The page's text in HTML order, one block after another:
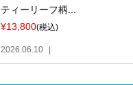
ティーリーフ柄...
¥13,800(税込)
2026.06.10